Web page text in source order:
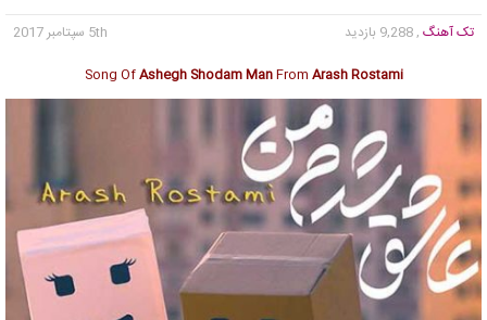
تک آهنگ , 9,288 بازدید
5th سپتامبر 2017
Song OfAshegh Shodam ManFrom Arash Rostami